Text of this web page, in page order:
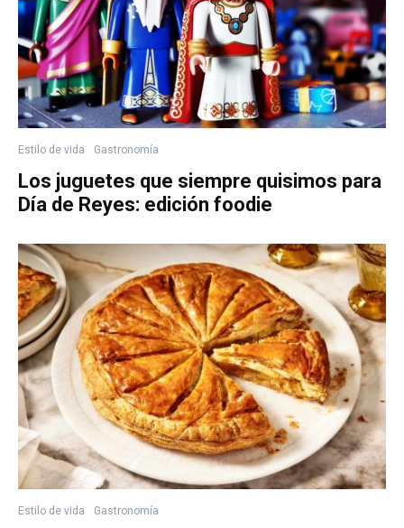
Estilo de vida Gastronomía
Los juguetes que siempre quisimos para
Día de Reyes: edición foodie
Estilo de vida Gastronomía